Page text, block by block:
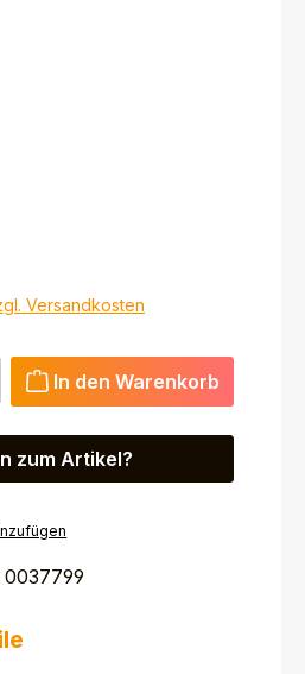
Versandkosten
den gewünschten Wert ein
In den Warenkorb
zum Artikel?
0037799